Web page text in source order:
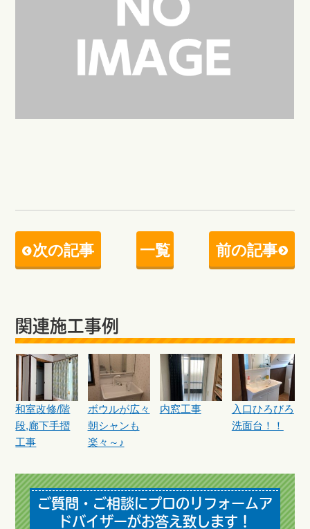
次の記事 一覧 前の記事
関連施工事例
和室改修/階
段,廊下手摺
工事
ボウルが広々
朝シャンも
楽々～♪
内窓工事
入口ひろびろ
洗面台！！
ご質問・ご相談にプロのリフォームア
ドバイザーがお答え致します！